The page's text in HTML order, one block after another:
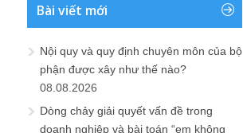
Bài viết mới
Nội quy và quy định chuyên môn của bộ
phận được xây như thế nào?
08.08.2026
Dòng chảy giải quyết vấn đề trong
doanh nghiệp và bài toán “em không